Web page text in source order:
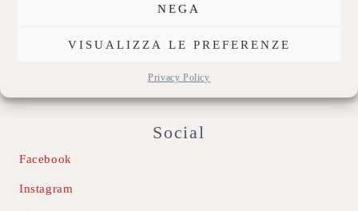
NEGA
VISUALIZZA LE PREFERENZE
Privacy Policy
Social
Facebook
Instagram